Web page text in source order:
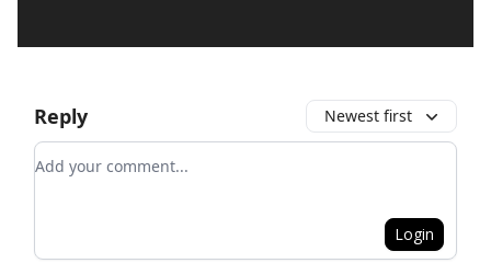
Reply Newest first
Add your comment
Login